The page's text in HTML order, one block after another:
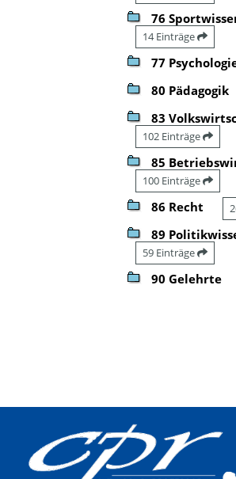
76
14 Einträge
77
80 Pädagogik
83
102 Einträge
85
100 Einträge
86 Recht
89
59 Einträge
90 Gelehrte